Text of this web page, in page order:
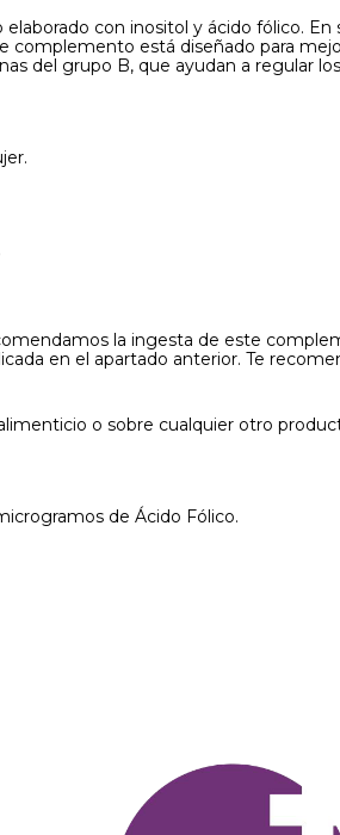
con inositol y ácido fólico.
está diseñado para
del grupo B, que ayudan a regular
la ingesta de este
en el apartado anterior. Te
o sobre cualquier otro
de Ácido Fólico.